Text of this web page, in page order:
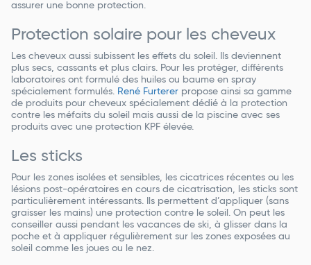
assurer une bonne protection.
Protection solaire pour les cheveux
Les cheveux aussi subissent les effets du soleil. Ils deviennent
plus secs, cassants et plus clairs. Pour les protéger, différents
laboratoires ont formulé des huiles ou baume en spray
spécialement formulés. René Furterer propose ainsi sa gamme
de produits pour cheveux spécialement dédié à la protection
contre les méfaits du soleil mais aussi de la piscine avec ses
produits avec une protection KPF élevée.
Les sticks
Pour les zones isolées et sensibles, les cicatrices récentes ou les
lésions post-opératoires en cours de cicatrisation, les sticks sont
particulièrement intéressants. Ils permettent d’appliquer (sans
graisser les mains) une protection contre le soleil. On peut les
conseiller aussi pendant les vacances de ski, à glisser dans la
poche et à appliquer régulièrement sur les zones exposées au
soleil comme les joues ou le nez.